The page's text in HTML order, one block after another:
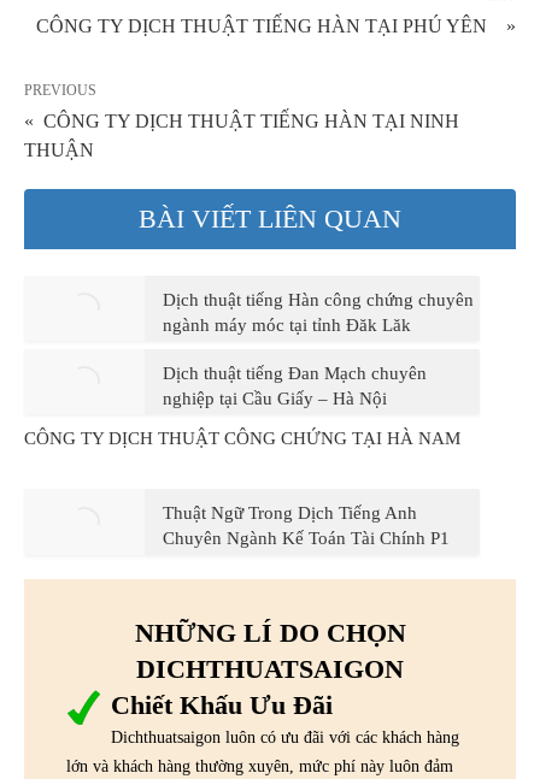
CÔNG TY DỊCH THUẬT TIẾNG HÀN TẠI PHÚ YÊN »
PREVIOUS
« CÔNG TY DỊCH THUẬT TIẾNG HÀN TẠI NINH
THUẬN
BÀI VIẾT LIÊN QUAN
Dịch thuật tiếng Hàn công chứng chuyên
ngành máy móc tại tỉnh Đăk Lăk
Dịch thuật tiếng Đan Mạch chuyên
nghiệp tại Cầu Giấy – Hà Nội
CÔNG TY DỊCH THUẬT CÔNG CHỨNG TẠI HÀ NAM
Thuật Ngữ Trong Dịch Tiếng Anh
Chuyên Ngành Kế Toán Tài Chính P1
NHỮNG LÍ DO CHỌN
DICHTHUATSAIGON
Chiết Khấu Ưu Đãi
Dichthuatsaigon luôn có ưu đãi với các khách hàng
lớn và khách hàng thường xuyên, mức phí này luôn đảm